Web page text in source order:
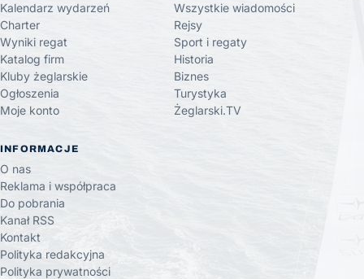
Kalendarz wydarzeń
Charter
Wyniki regat
Katalog firm
Kluby żeglarskie
Ogłoszenia
Moje konto
Wszystkie wiadomości
Rejsy
Sport i regaty
Historia
Biznes
Turystyka
Żeglarski.TV
INFORMACJE
O nas
Reklama i współpraca
Do pobrania
Kanał RSS
Kontakt
Polityka redakcyjna
Polityka prywatności